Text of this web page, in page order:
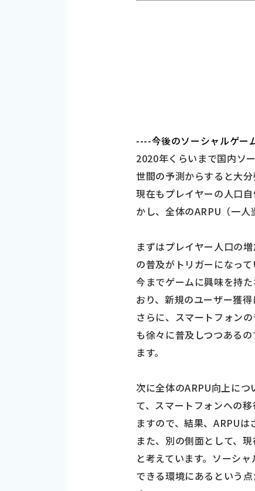
----今後のソーシャルゲー
2020年くらいまで国内ソ
世間の予測からすると大
現在もプレイヤーの人口
かし、全体のARPU（一人
まずはプレイヤー人口の
の普及がトリガーになって
今までゲームに興味を持
おり、新規のユーザー獲得
さらに、スマートフォン
も徐々に普及しつつある
ます。
次に全体のARPU向上に
て、スマートフォンへの
ますので、結果、ARPUは
また、別の側面として、
と考えています。ソーシ
できる環境にあるという